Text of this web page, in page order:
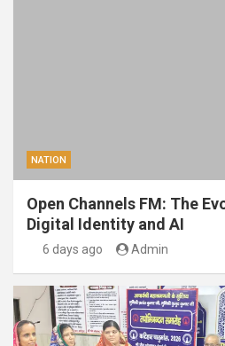
NATION
Open Channels FM: The
Digital Identity and AI
6 days ago Admin